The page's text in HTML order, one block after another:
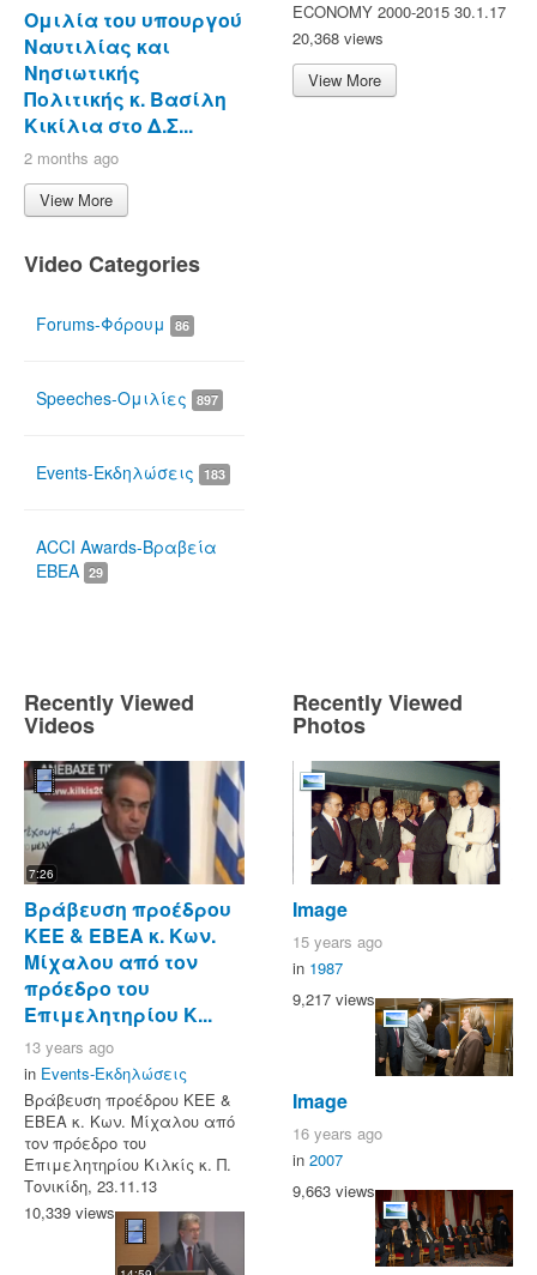
Ομιλία του υπουργού
Ναυτιλίας και
Νησιωτικής
Πολιτικής κ. Βασίλη
Κικίλια στο Δ.Σ...
2 months ago
View More
Video Categories
Forums-Φόρουμ 86
Speeches-Ομιλίες 897
Events-Εκδηλώσεις 183
ACCI Awards-Βραβεία
ΕΒΕΑ 29
ECONOMY 2000-2015 30.1.17
20,368 views
View More
Recently Viewed
Videos
7:26
Βράβευση προέδρου
ΚΕΕ & ΕΒΕΑ κ. Κων.
Μίχαλου από τον
πρόεδρο του
Επιμελητηρίου Κ...
13 years ago
in Events-Εκδηλώσεις
Βράβευση προέδρου ΚΕΕ &
ΕΒΕΑ κ. Κων. Μίχαλου από
τον πρόεδρο του
Επιμελητηρίου Κιλκίς κ. Π.
Τονικίδη, 23.11.13
10,339 views
Recently Viewed
Photos
Image
15 years ago
in 1987
9,217 views
Image
16 years ago
in 2007
9,663 views